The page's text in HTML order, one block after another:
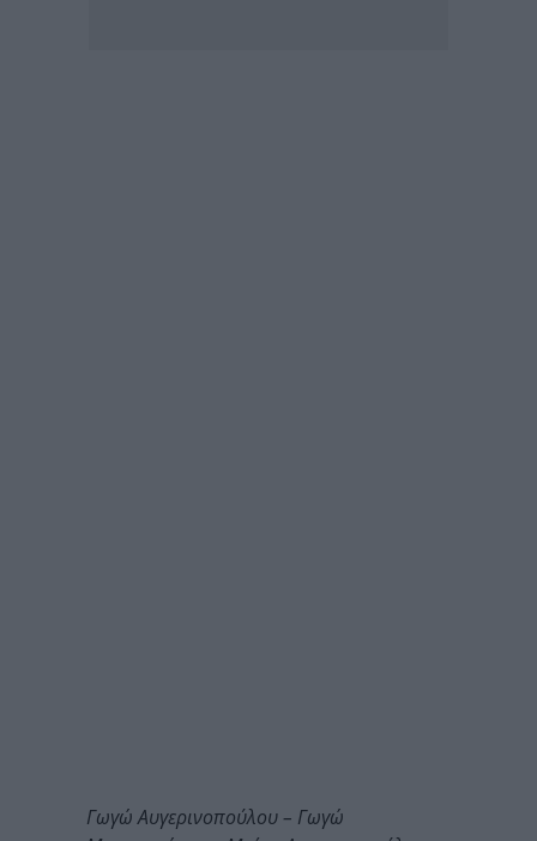
Γωγώ Αυγερινοπούλου – Γωγώ